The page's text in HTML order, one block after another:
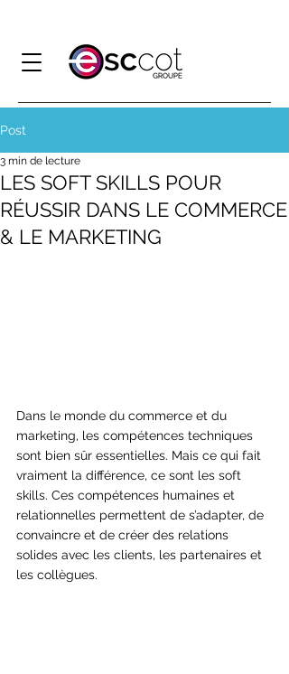
Post
LES SOFT SKILLS POUR
RÉUSSIR DANS LE COMMERCE
& LE MARKETING
3 min de lecture
Dans le monde du commerce et du
marketing, les compétences techniques
sont bien sûr essentielles. Mais ce qui fait
vraiment la différence, ce sont les soft
skills. Ces compétences humaines et
relationnelles permettent de s’adapter, de
convaincre et de créer des relations
solides avec les clients, les partenaires et
les collègues.